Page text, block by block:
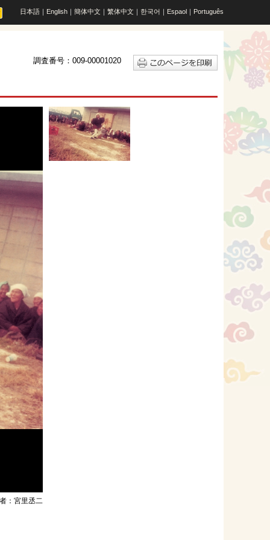
日本語 ｜ English ｜ 簡体中文 ｜ 繁体中文 ｜ 한국어 ｜ Espaol ｜ Português
調査番号：009-00001020
：宮里丞二